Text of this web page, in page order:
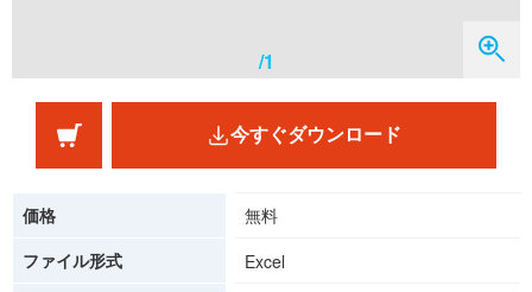
/1
今すぐダウンロード
価格
無料
ファイル形式
Excel